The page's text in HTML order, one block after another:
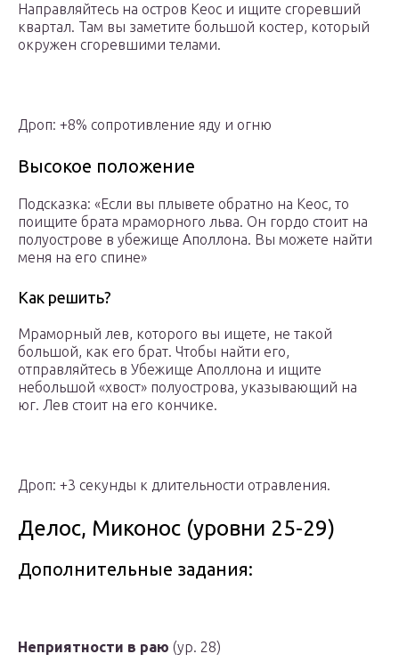
Направляйтесь на остров Кеос и ищите сгоревший
квартал. Там вы заметите большой костер, который
окружен сгоревшими телами.
Дроп: +8% сопротивление яду и огню
Высокое положение
Подсказка: «Если вы плывете обратно на Кеос, то
поищите брата мраморного льва. Он гордо стоит на
полуострове в убежище Аполлона. Вы можете найти
меня на его спине»
Как решить?
Мраморный лев, которого вы ищете, не такой
большой, как его брат. Чтобы найти его,
отправляйтесь в Убежище Аполлона и ищите
небольшой «хвост» полуострова, указывающий на
юг. Лев стоит на его кончике.
Дроп: +3 секунды к длительности отравления.
Делос, Миконос (уровни 25-29)
Дополнительные задания:
Неприятности в раю (ур. 28)